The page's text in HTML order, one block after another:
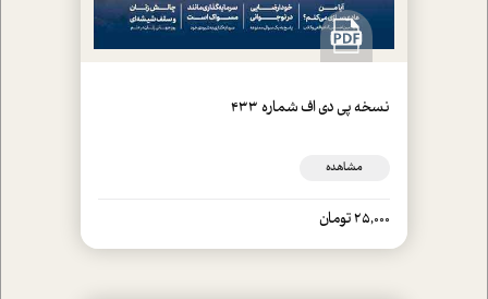
نسخه پي دي اف شماره 433
مشاهده
25,000 تومان